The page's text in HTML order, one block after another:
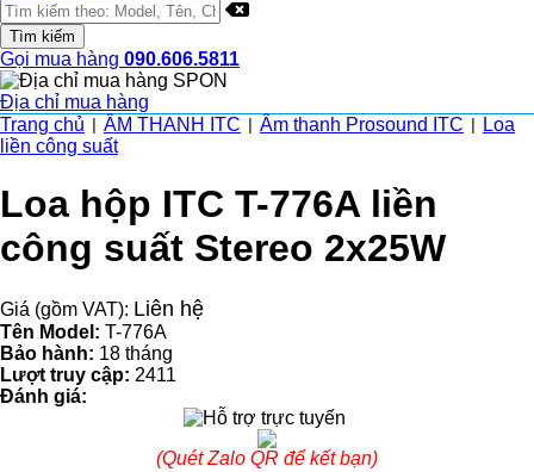
Gọi mua hàng 090.606.5811
Địa chỉ mua hàng
Trang chủ
ÂM THANH ITC Âm thanh Prosound ITC
Loa
liền công suất
Loa hộp ITC T-776A liền
công suất Stereo 2x25W
Giá (gồm VAT): Liên hệ
Tên Model: T-776A
Bảo hành: 18 tháng
Lượt truy cập: 2411
Đánh giá:
(Quét Zalo QR để kết bạn)